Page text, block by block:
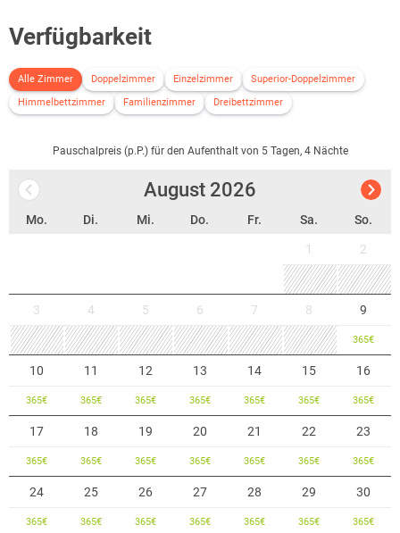
Verfügbarkeit
Alle Zimmer Doppelzimmer Einzelzimmer
Superior-Doppelzimmer
Himmelbettzimmer
Familienzimmer Dreibettzimmer
Pauschalpreis (p.P.) für den Aufenthalt von 5 Tagen, 4 Nächte
August 2026
Mo. Di. Mi. Do. Fr. Sa. So.
1 2
3 4 5 6 7 8 9
365€
10
365€
11
365€
12
365€
13
365€
14
365€
15
365€
16
365€
17
365€
18
365€
19
365€
20
365€
21
365€
22
365€
23
365€
24
365€
25
365€
26
365€
27
365€
28
365€
29
365€
30
365€